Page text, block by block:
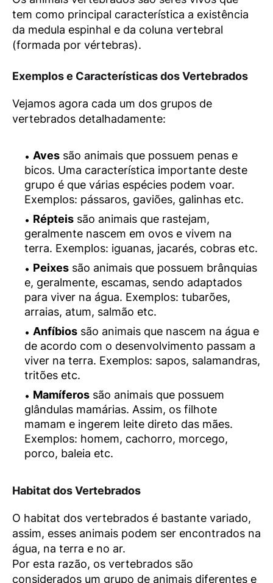
tem como principal característica a existência
da medula espinhal e da coluna vertebral
(formada por vértebras).
Exemplos e Características dos Vertebrados
Vejamos agora cada um dos grupos de
vertebrados detalhadamente:
Aves são animais que possuem penas e
bicos. Uma característica importante deste
grupo é que várias espécies podem voar.
Exemplos: pássaros, gaviões, galinhas etc.
Répteis são animais que rastejam,
geralmente nascem em ovos e vivem na
terra. Exemplos: iguanas, jacarés, cobras etc.
Peixes são animais que possuem brânquias
e, geralmente, escamas, sendo adaptados
para viver na água. Exemplos: tubarões,
arraias, atum, salmão etc.
Anfíbios são animais que nascem na água e
de acordo com o desenvolvimento passam a
viver na terra. Exemplos: sapos, salamandras,
tritões etc.
Mamíferos são animais que possuem
glândulas mamárias. Assim, os filhote
mamam e ingerem leite direto das mães.
Exemplos: homem, cachorro, morcego,
porco, baleia etc.
Habitat dos Vertebrados
O habitat dos vertebrados é bastante variado,
assim, esses animais podem ser encontrados na
água, na terra e no ar.
Por esta razão, os vertebrados são
considerados um grupo de animais diferentes e